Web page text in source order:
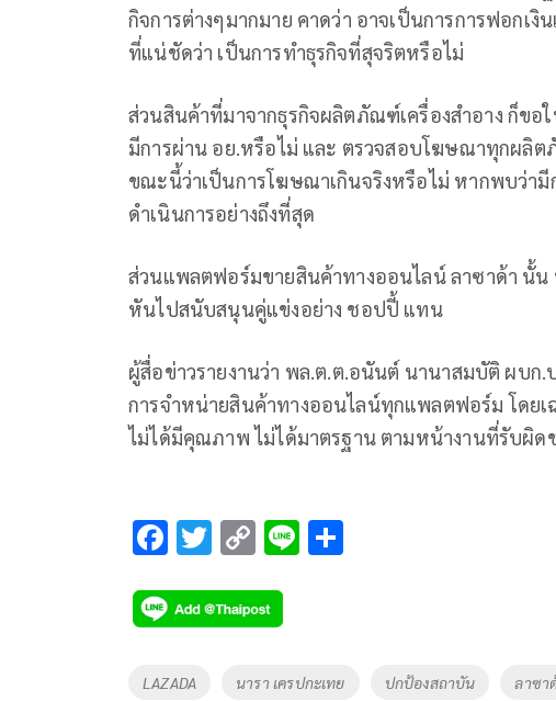
กิจการต่างๆมากมาย คาดว่า อาจเป็นการการฟอกเ
ที่แน่ชัดว่า เป็นการทำธุรกิจที่สุจริตหรือไม่
ส่วนสินค้าที่มาจากธุรกิจผลิตภัณฑ์เครื่องสำอาง ก็ข
มีการผ่าน อย.หรือไม่ และ ตรวจสอบโฆษณาทุกผลิ
ขณะนี้ว่าเป็นการโฆษณาเกินจริงหรือไม่ หากพบว่า
ดำเนินการอย่างถึงที่สุด
ส่วนแพลตฟอร์มขายสินค้าทางออนไลน์ ลาซาด้า นั้น
หันไปสนับสนุนคู่แข่งอย่าง ชอปปี้ แทน
ผู้สื่อข่าวรายงานว่า พล.ต.ต.อนันต์ นานาสมบัติ ผบก
การจำหน่ายสินค้าทางออนไลน์ทุกแพลตฟอร์ม โดย
ไม่ได้มีคุณภาพ ไม่ได้มาตรฐาน ตามหน้างานที่รับผิด
F
e
b
o
T
tt
er
C
p
y
Li
Li
Tags
LAZADA นารา เครปกะเทย ปกป้องสถาบัน ลาซา